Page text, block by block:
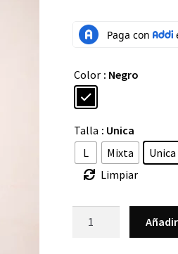
Color : Negro
Talla : Unica
L
Mixta Unica
Limpiar